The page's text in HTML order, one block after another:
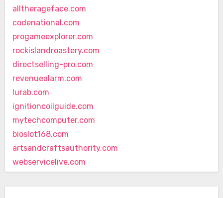
alltherageface.com
codenational.com
progameexplorer.com
rockislandroastery.com
directselling-pro.com
revenuealarm.com
lurab.com
ignitioncoilguide.com
mytechcomputer.com
bioslot168.com
artsandcraftsauthority.com
webservicelive.com